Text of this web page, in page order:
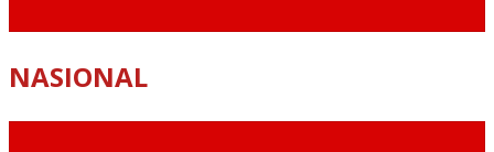
NASIONAL